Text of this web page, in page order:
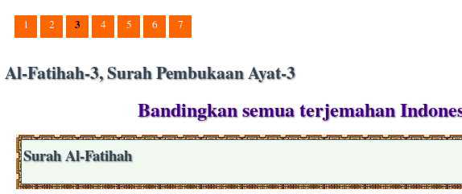
1 2 3 4 5 6 7
Al-Fatihah-3, Surah Pembukaan Ayat-3
Bandingkan semua terjemahan
Surah Al-Fatihah